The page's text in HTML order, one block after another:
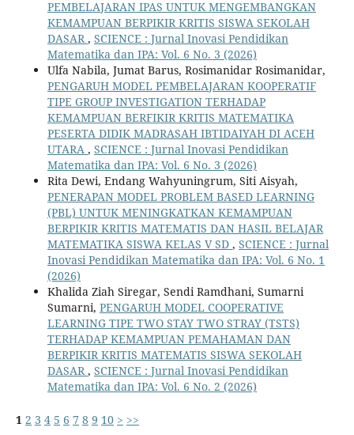
PEMBELAJARAN IPAS UNTUK MENGEMBANGKAN
KEMAMPUAN BERPIKIR KRITIS SISWA SEKOLAH
DASAR, SCIENCE : Jurnal Inovasi Pendidikan
Matematika dan IPA: Vol. 6 No. 3 (2026)
Ulfa Nabila, Jumat Barus, Rosimanidar Rosimanidar,
PENGARUH MODEL PEMBELAJARAN KOOPERATIF
TIPE GROUP INVESTIGATION TERHADAP
KEMAMPUAN BERFIKIR KRITIS MATEMATIKA
PESERTA DIDIK MADRASAH IBTIDAIYAH DI ACEH
UTARA , SCIENCE : Jurnal Inovasi Pendidikan
Matematika dan IPA: Vol. 6 No. 3 (2026)
Rita Dewi, Endang Wahyuningrum, Siti Aisyah,
PENERAPAN MODEL PROBLEM BASED LEARNING
(PBL) UNTUK MENINGKATKAN KEMAMPUAN
BERPIKIR KRITIS MATEMATIS DAN HASIL BELAJAR
MATEMATIKA SISWA KELAS V SD , SCIENCE : Jurnal
Inovasi Pendidikan Matematika dan IPA: Vol. 6 No. 1
(2026)
Khalida Ziah Siregar, Sendi Ramdhani, Sumarni
Sumarni, PENGARUH MODEL COOPERATIVE
LEARNING TIPE TWO STAY TWO STRAY (TSTS)
TERHADAP KEMAMPUAN PEMAHAMAN DAN
BERPIKIR KRITIS MATEMATIS SISWA SEKOLAH
DASAR, SCIENCE : Jurnal Inovasi Pendidikan
Matematika dan IPA: Vol. 6 No. 2 (2026)
1 2 3 4 5 6 7 8 9 10 > >>